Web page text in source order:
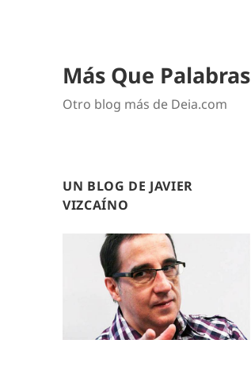
Más Que Palabras
Otro blog más de Deia.com
UN BLOG DE JAVIER
VIZCAÍNO